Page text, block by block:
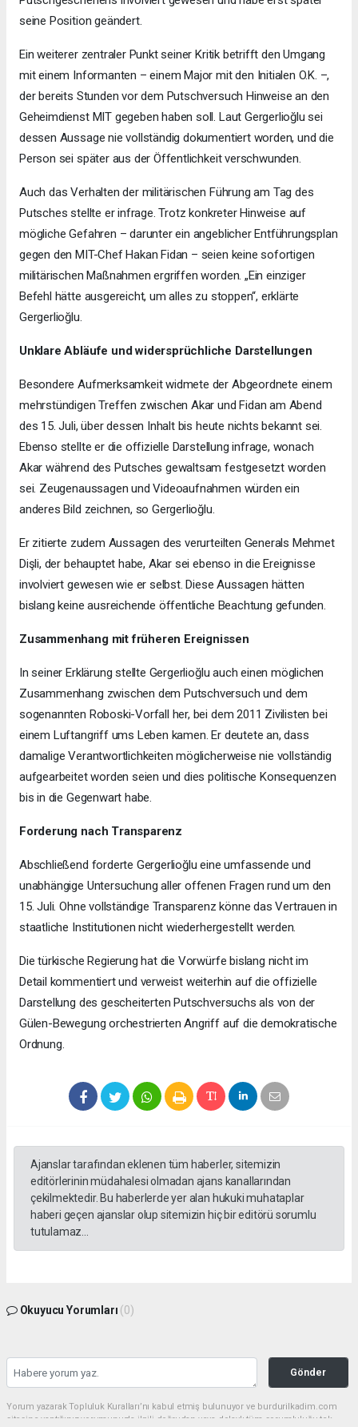
seine Position geändert.
Ein weiterer zentraler Punkt seiner Kritik betrifft den Umgang
mit einem Informanten – einem Major mit den Initialen O.K. –,
der bereits Stunden vor dem Putschversuch Hinweise an den
Geheimdienst MIT gegeben haben soll. Laut Gergerlioğlu sei
dessen Aussage nie vollständig dokumentiert worden, und die
Person sei später aus der Öffentlichkeit verschwunden.
Auch das Verhalten der militärischen Führung am Tag des
Putsches stellte er infrage. Trotz konkreter Hinweise auf
mögliche Gefahren – darunter ein angeblicher Entführungsplan
gegen den MIT-Chef Hakan Fidan – seien keine sofortigen
militärischen Maßnahmen ergriffen worden. „Ein einziger
Befehl hätte ausgereicht, um alles zu stoppen“, erklärte
Gergerlioğlu.
Unklare Abläufe und widersprüchliche Darstellungen
Besondere Aufmerksamkeit widmete der Abgeordnete einem
mehrstündigen Treffen zwischen Akar und Fidan am Abend
des 15. Juli, über dessen Inhalt bis heute nichts bekannt sei.
Ebenso stellte er die offizielle Darstellung infrage, wonach
Akar während des Putsches gewaltsam festgesetzt worden
sei. Zeugenaussagen und Videoaufnahmen würden ein
anderes Bild zeichnen, so Gergerlioğlu.
Er zitierte zudem Aussagen des verurteilten Generals Mehmet
Dişli, der behauptet habe, Akar sei ebenso in die Ereignisse
involviert gewesen wie er selbst. Diese Aussagen hätten
bislang keine ausreichende öffentliche Beachtung gefunden.
Zusammenhang mit früheren Ereignissen
In seiner Erklärung stellte Gergerlioğlu auch einen möglichen
Zusammenhang zwischen dem Putschversuch und dem
sogenannten Roboski-Vorfall her, bei dem 2011 Zivilisten bei
einem Luftangriff ums Leben kamen. Er deutete an, dass
damalige Verantwortlichkeiten möglicherweise nie vollständig
aufgearbeitet worden seien und dies politische Konsequenzen
bis in die Gegenwart habe.
Forderung nach Transparenz
Abschließend forderte Gergerlioğlu eine umfassende und
unabhängige Untersuchung aller offenen Fragen rund um den
15. Juli. Ohne vollständige Transparenz könne das Vertrauen in
staatliche Institutionen nicht wiederhergestellt werden.
Die türkische Regierung hat die Vorwürfe bislang nicht im
Detail kommentiert und verweist weiterhin auf die offizielle
Darstellung des gescheiterten Putschversuchs als von der
Gülen-Bewegung orchestrierten Angriff auf die demokratische
Ordnung.
Ajanslar tarafından eklenen tüm haberler, sitemizin
editörlerinin müdahalesi olmadan ajans kanallarından
çekilmektedir. Bu haberlerde yer alan hukuki muhataplar
haberi geçen ajanslar olup sitemizin hiç bir editörü sorumlu
tutulamaz...
Okuyucu Yorumları (0)
Gönder
Yorum yazarak Topluluk Kuralları’nı kabul etmiş bulunuyor ve burdurilkadim.com
sitesine yaptığınız yorumunuzla ilgili doğrudan veya dolaylı tüm sorumluluğu tek